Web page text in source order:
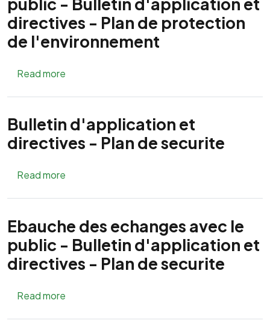
directives - Plan de protection
de l'environnement
Read more
Bulletin d'application et
directives - Plan de securite
Read more
Ebauche des echanges avec le
public - Bulletin d'application et
directives - Plan de securite
Read more